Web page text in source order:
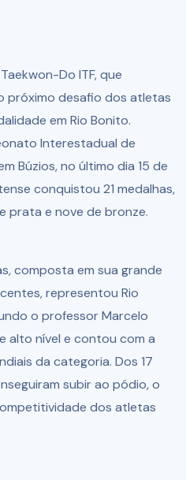
Do ITF, que
próximo desafio dos atletas
em Rio Bonito.
Interestadual de
Búzios, no último dia 15 de
conquistou 21 medalhas,
prata e nove de bronze.
composta em sua grande
representou Rio
o professor Marcelo
alto nível e contou com a
da categoria. Dos 17
subir ao pódio, o
dos atletas